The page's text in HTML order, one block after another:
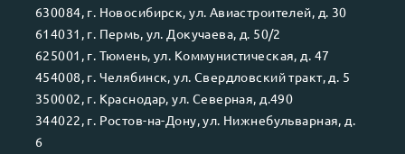
630084, г. Новосибирск, ул. Авиастроителей, д. 30
614031 , г. Пермь, ул. Докучаева, д. 50/2
625001 , г. Тюмень, ул. Коммунистическая, д. 47
454008, г. Челябинск, ул. Свердловский тракт, д. 5
350002, г. Краснодар, ул. Северная, д.490
344022, г. Ростов-на-Дону, ул. Нижнебульварная, д.
6